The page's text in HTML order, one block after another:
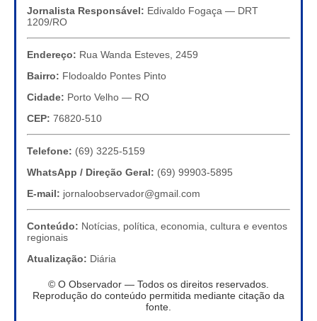
Jornalista Responsável: Edivaldo Fogaça — DRT
1209/RO
Endereço: Rua Wanda Esteves, 2459
Bairro: Flodoaldo Pontes Pinto
Cidade: Porto Velho — RO
CEP: 76820-510
Telefone: (69) 3225-5159
WhatsApp / Direção Geral: (69) 99903-5895
E-mail: jornaloobservador@gmail.com
Conteúdo: Notícias, política, economia, cultura e eventos
regionais
Atualização: Diária
© O Observador — Todos os direitos reservados.
Reprodução do conteúdo permitida mediante citação da
fonte.